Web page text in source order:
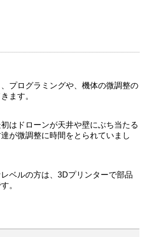
プログラミングや、機体の微調整の
ます。
はドローンが天井や壁にぶち当たる
が微調整に時間をとられていまし
ベルの方は、3Dプリンターで部品
。